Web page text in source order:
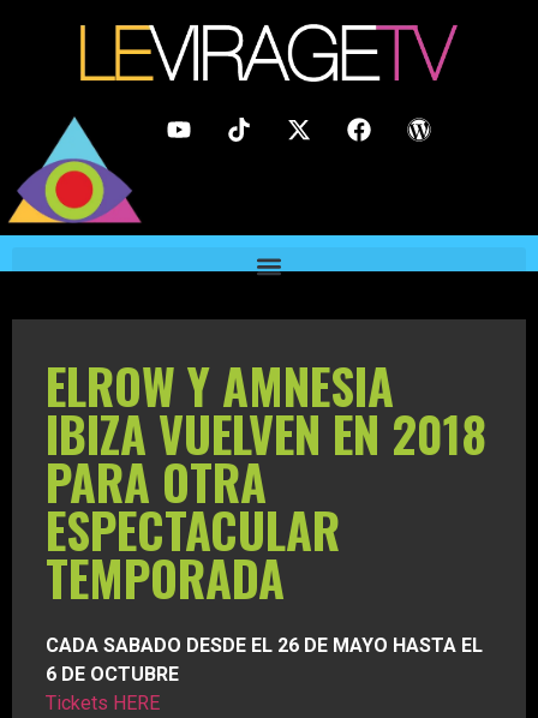
ELROW Y AMNESIA
IBIZA VUELVEN EN 2018
PARA OTRA
ESPECTACULAR
TEMPORADA
CADA SABADO DESDE EL 26 DE MAYO HASTA EL
6 DE OCTUBRE
Tickets HERE